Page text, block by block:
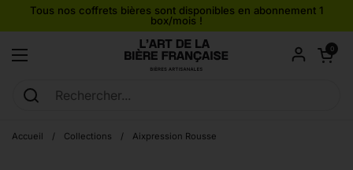
Passer au contenu
Tous nos coffrets bières sont disponibles en abonnement 1
box/mois !
Ouvrir le menu
Ouvrir le
0
Accueil / Collections / Aixpression Rousse